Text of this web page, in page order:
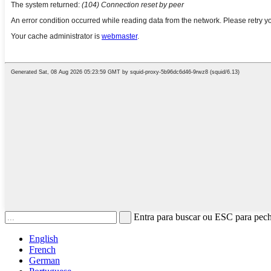
Entra para buscar ou ESC para
English
French
German